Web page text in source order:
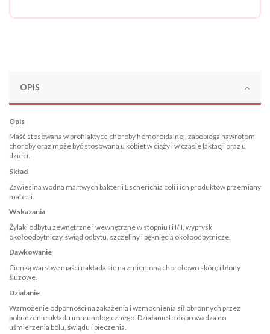
OPIS
Opis
Maść stosowana w profilaktyce choroby hemoroidalnej, zapobiega nawrotom
choroby oraz może być stosowana u kobiet w ciąży i w czasie laktacji oraz u
dzieci.
Skład
Zawiesina wodna martwych bakterii Escherichia coli i ich produktów przemiany
materii.
Wskazania
Żylaki odbytu zewnętrzne i wewnętrzne w stopniu I i I/II, wyprysk
okołoodbytniczy, świąd odbytu, szczeliny i pęknięcia okołoodbytnicze.
Dawkowanie
Cienką warstwę maści nakłada się na zmienioną chorobowo skórę i błony
śluzowe.
Działanie
Wzmożenie odporności na zakażenia i wzmocnienia sił obronnych przez
pobudzenie układu immunologicznego. Działanie to doprowadza do
uśmierzenia bólu, świądu i pieczenia.